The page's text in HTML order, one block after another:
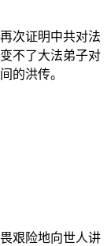
次证明中共对法
不了大法弟子对
的洪传。
艰险地向世人讲